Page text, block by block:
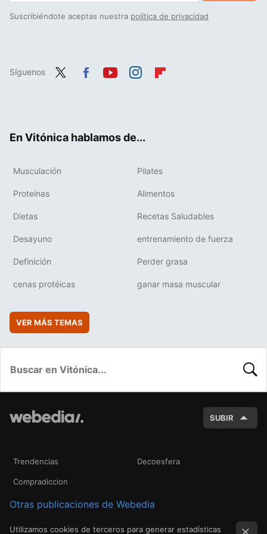
Suscribiéndote aceptas nuestra política de privacidad
Síguenos
En Vitónica hablamos de...
Musculación Pilates
Proteínas Alimentos
Dietas Recetas Saludables
Desayuno entrenamiento de fuerza
Definición Perder grasa
cenas protéicas ganar masa muscular
VER MÁS TEMAS
SUBIR
Trendencias Decoesfera
Compradiccion
Otras publicaciones de Webedia
Utilizamos cookies de terceros para generar estadísticas